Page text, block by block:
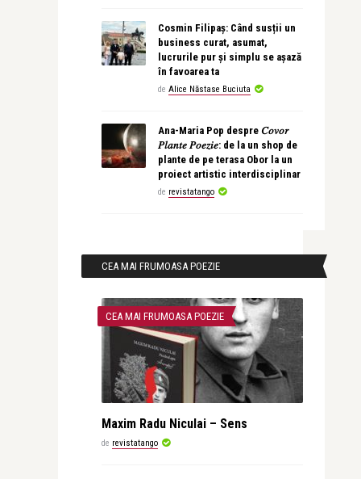
Cosmin Filipaș: Când susții un
business curat, asumat,
lucrurile pur și simplu se așază
în favoarea ta
de Alice Năstase Buciuta
Ana-Maria Pop despre 𝐶𝑜𝑣𝑜𝑟
𝑃𝑙𝑎𝑛𝑡𝑒 𝑃𝑜𝑒𝑧𝑖𝑒: de la un shop de
plante de pe terasa Obor la un
proiect artistic interdisciplinar
de revistatango
CEA MAI FRUMOASA POEZIE
CEA MAI FRUMOASA POEZIE
Maxim Radu Niculai – Sens
de revistatango